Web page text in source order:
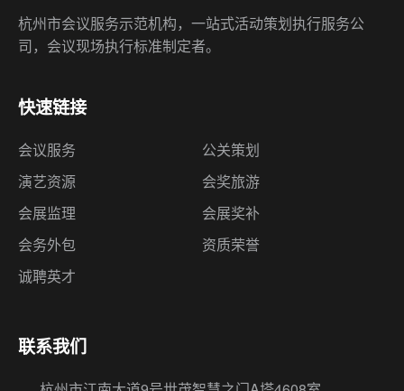
杭州市会议服务示范机构，一站式活动策划执行服务公
司，会议现场执行标准制定者。
快速链接
会议服务
公关策划
演艺资源
会奖旅游
会展监理
会展奖补
会务外包
资质荣誉
诚聘英才
联系我们